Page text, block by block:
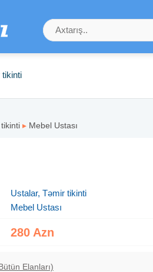
tikinti
▸ Mebel Ustası
Ustalar, Təmir tikinti
Mebel Ustası
280 Azn
Elanları)